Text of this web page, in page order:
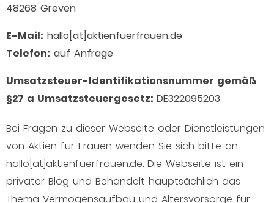
48268 Greven
E-Mail: hallo[at]aktienfuerfrauen.de
Telefon: auf Anfrage
Umsatzsteuer-Identifikationsnummer gemäß
§27 a Umsatzsteuergesetz: DE322095203
Bei Fragen zu dieser Webseite oder Dienstleistungen
von Aktien für Frauen wenden Sie sich bitte an
hallo[at]aktienfuerfrauen.de. Die Webseite ist ein
privater Blog und Behandelt hauptsächlich das
Thema Vermögensaufbau und Altersvorsorge für